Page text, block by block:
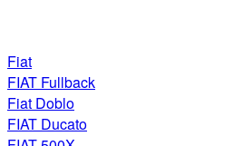
Fiat
FIAT Fullback
Fiat Doblo
FIAT Ducato